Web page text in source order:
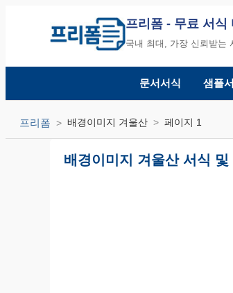
프리폼 - 무료 서식
국내 최대, 가장 신뢰받는
문서서식 샘플
프리폼 배경이미지 겨울산 페이지 1
배경이미지 겨울산 서식